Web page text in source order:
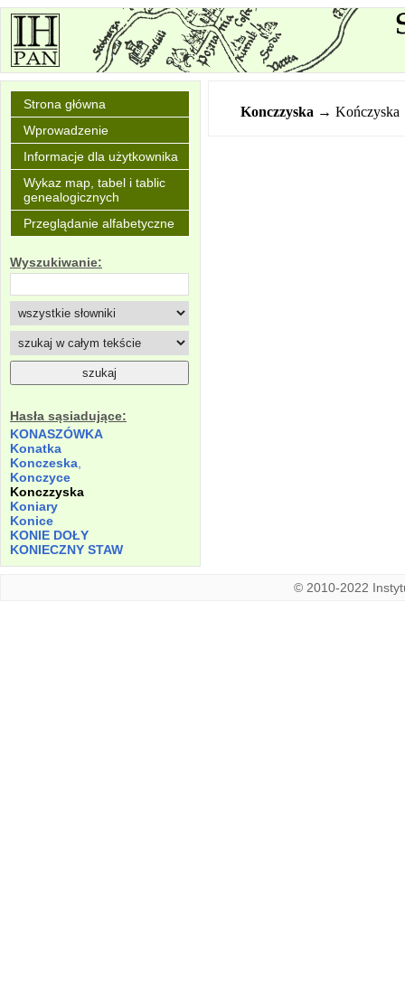
Strona główna
Wprowadzenie
Informacje dla użytkownika
Wykaz map, tabel i tablic
genealogicznych
Przeglądanie alfabetyczne
Wyszukiwanie:
Hasła sąsiadujące:
KONASZÓWKA
Konatka
Konczeska
Konczyce
Konczzyska
Koniary
Konice
KONIE DOŁY
KONIECZNY STAW
Konczzyska → Kończyska
© 2010-2022